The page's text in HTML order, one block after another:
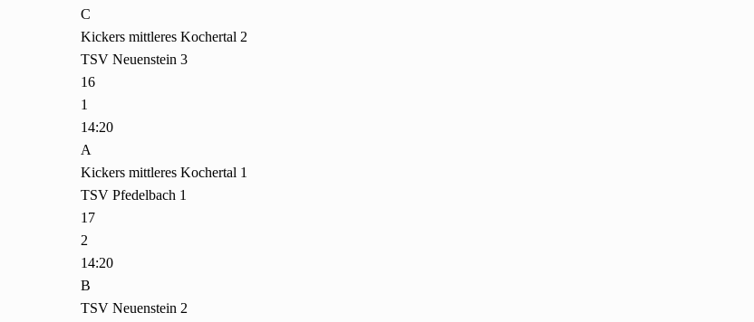
C
Kickers mittleres Kochertal 2
TSV Neuenstein 3
16
1
14:20
A
Kickers mittleres Kochertal 1
TSV Pfedelbach 1
17
2
14:20
B
TSV Neuenstein 2